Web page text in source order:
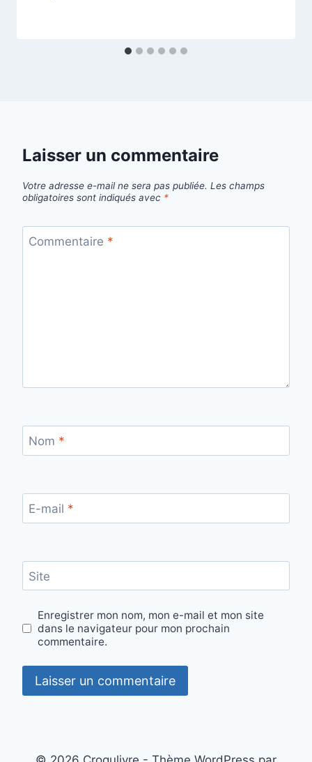
Laisser un commentaire
Votre adresse e-mail ne sera pas publiée. Les champs
obligatoires sont indiqués avec *
Commentaire *
Nom *
E-mail *
Site
Enregistrer mon nom, mon e-mail et mon site
dans le navigateur pour mon prochain
commentaire.